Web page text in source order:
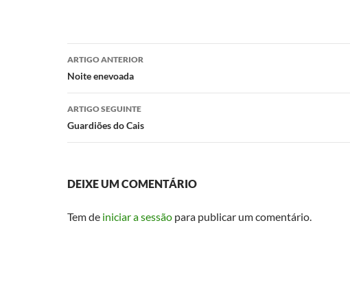
Navegação
de
artigos
ARTIGO ANTERIOR
Noite enevoada
ARTIGO SEGUINTE
Guardiões do Cais
DEIXE UM COMENTÁRIO
Tem de iniciar a sessão para publicar um comentário.